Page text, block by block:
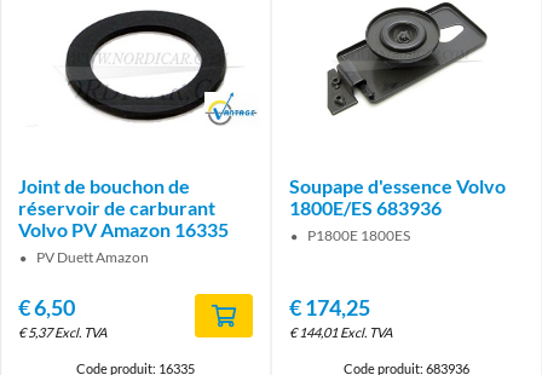
Brand
Joint de bouchon de
réservoir de carburant
Volvo PV Amazon 16335
PV Duett Amazon
€6,50
€5,37 Excl. TVA
Code produit: 16335
Soupape d'essence Volvo
1800E/ES 683936
P1800E 1800ES
€174,25
€144,01 Excl. TVA
Code produit: 683936